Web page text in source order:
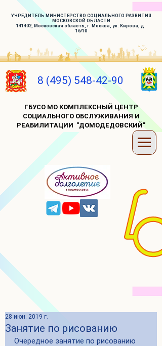
УЧРЕДИТЕЛЬ МИНИСТЕРСТВО СОЦИАЛЬНОГО РАЗВИТИЯ
МОСКОВСКОЙ ОБЛАСТИ
141402, Московская область, г. Москва, ул. Кирова, д.
16/10
8 (495) 548-42-90
ГБУСО МО КОМПЛЕКСНЫЙ ЦЕНТР
СОЦИАЛЬНОГО ОБСЛУЖИВАНИЯ И
РЕАБИЛИТАЦИИ "ДОМОДЕДОВСКИЙ"
Занятие по рисованию
28 июн. 2019 г.
Очередное занятие по рисованию